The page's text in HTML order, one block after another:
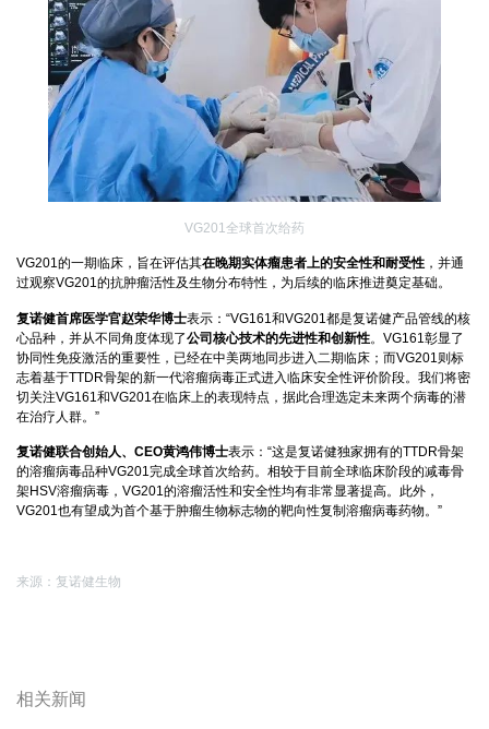
VG201全球首次给药
VG201的一期临床，旨在评估其在晚期实体瘤患者上的安全性和耐受性 ，并通
过观察VG201的抗肿瘤活性及生物分布特性，为后续的临床推进奠定基础。
复诺健首席医学官赵荣华博士表示：“VG161和VG201都是复诺健产品管线的核
心品种，并从不同角度体现了公司核心技术的先进性和创新性。VG161彰显了
协同性免疫激活的重要性，已经在中美两地同步进入二期临床；而VG201则标
志着基于TTDR骨架的新一代溶瘤病毒正式进入临床安全性评价阶段。我们将密
切关注VG161和VG201在临床上的表现特点，据此合理选定未来两个病毒的潜
在治疗人群。”
复诺健联合创始人、CEO黄鸿伟博士表示：“这是复诺健独家拥有的TTDR骨架
的溶瘤病毒品种VG201完成全球首次给药。相较于目前全球临床阶段的减毒骨
架HSV溶瘤病毒，VG201的溶瘤活性和安全性均有非常显著提高。此外，
VG201也有望成为首个基于肿瘤生物标志物的靶向性复制溶瘤病毒药物。”
来源：复诺健生物
相关新闻